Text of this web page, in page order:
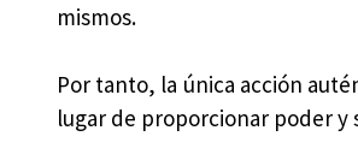
mismos.
Por tanto, la única acción
lugar de proporcionar poder y